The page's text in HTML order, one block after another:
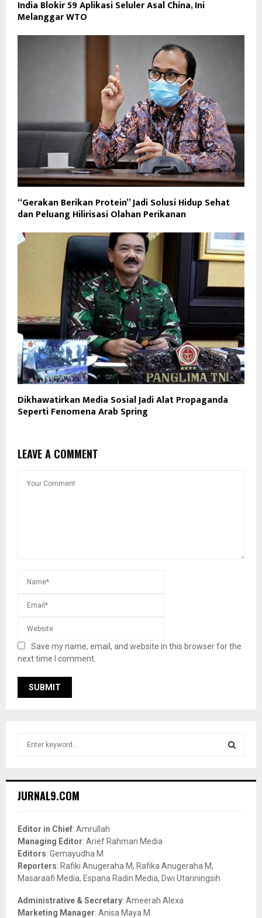
India Blokir 59 Aplikasi Seluler Asal China, Ini
Melanggar WTO
“Gerakan Berikan Protein” Jadi Solusi Hidup Sehat
dan Peluang Hilirisasi Olahan Perikanan
Dikhawatirkan Media Sosial Jadi Alat Propaganda
Seperti Fenomena Arab Spring
LEAVE A COMMENT
Save my name, email, and website in this browser for the
next time I comment.
h
o
r
:
JURNAL9.COM
Editor in Chief: Amrullah
Managing Editor: Arief Rahman Media
Editors: Gemayudha M
Reporters: Rafiki Anugeraha M, Rafika Anugeraha M,
Masaraafi Media, Espana Radin Media, Dwi Utariningsih
Administrative & Secretary: Ameerah Alexa
Marketing Manager: Anisa Maya M